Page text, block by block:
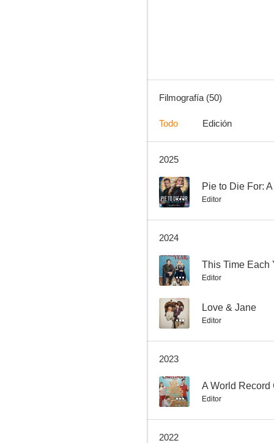
7.5
Buddies: Cazadores de tesoros
Filmografía (50)
Todo Edición
2025
--
Editor
2024
-- This Time Each
Editor
-- Love & Jane
Editor
2023
-- A World Record
Editor
2022